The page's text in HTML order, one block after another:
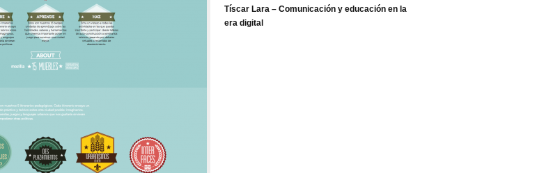
Tíscar Lara – Comunicación y educación en la
era digital